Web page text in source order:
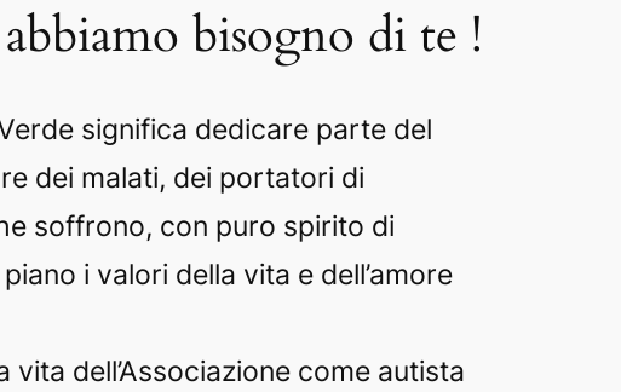
bisogno di te !
significa dedicare parte del
dei malati, dei portatori di
soffrono, con puro spirito di
i valori della vita e dell’amore
dell’Associazione come autista